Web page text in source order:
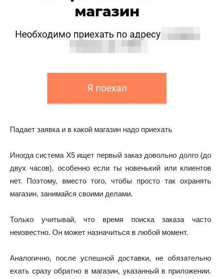
Падает заявка и в какой магазин надо приехать
Иногда система Х5 ищет первый заказ довольно долго (до
двух часов), особенно если ты новенький или клиентов
нет. Поэтому, вместо того, чтобы просто так охранять
магазин, занимайся своими делами.
Только учитывай, что время поиска заказа часто
неизвестно. Он может назначиться в любой момент.
Аналогично, после успешной доставки, не обязательно
ехать сразу обратно в магазин, указанный в приложении.